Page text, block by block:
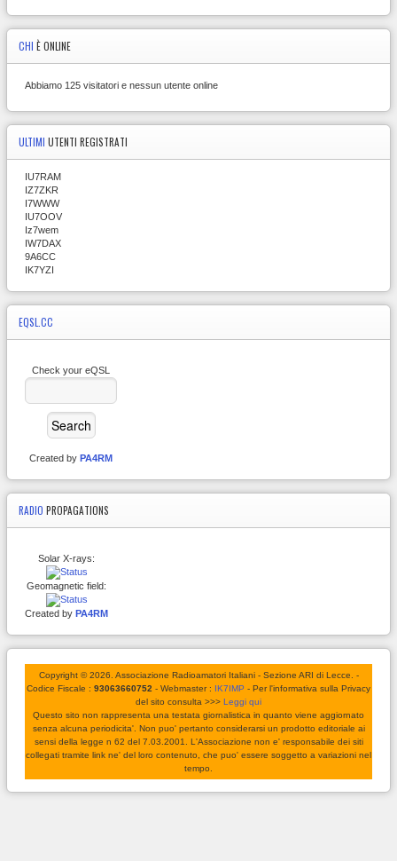
CHI È ONLINE
Abbiamo 125 visitatori e nessun utente online
ULTIMI UTENTI REGISTRATI
IU7RAM
IZ7ZKR
I7WWW
IU7OOV
Iz7wem
IW7DAX
9A6CC
IK7YZI
EQSL.CC
Check your eQSL
Created by PA4RM
RADIO PROPAGATIONS
Solar X-rays:
Geomagnetic field:
Created by PA4RM
Copyright © 2026. Associazione Radioamatori Italiani - Sezione ARI di Lecce. -
Codice Fiscale : 93063660752 - Webmaster : IK7IMP - Per l'informativa sulla Privacy
del sito consulta >>> Leggi qui
Questo sito non rappresenta una testata giornalistica in quanto viene aggiornato
senza alcuna periodicita'. Non puo' pertanto considerarsi un prodotto editoriale ai
sensi della legge n 62 del 7.03.2001. L'Associazione non e' responsabile dei siti
collegati tramite link ne' del loro contenuto, che puo' essere soggetto a variazioni nel
tempo.